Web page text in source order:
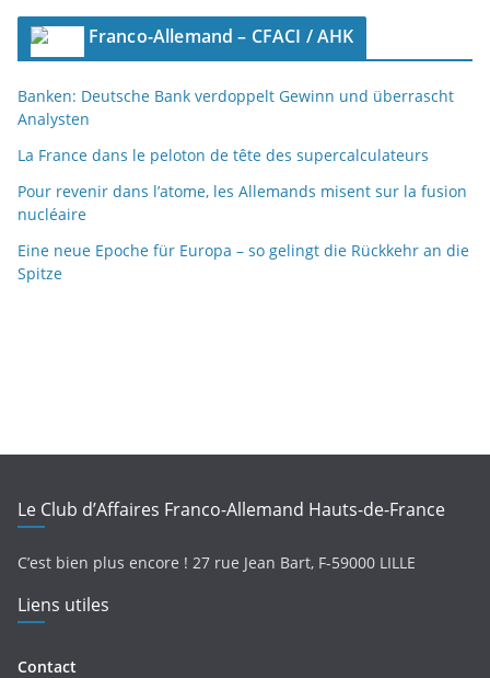
c
v
e
s
Franco-Allemand – CFACI / AHK
Banken: Deutsche Bank verdoppelt Gewinn und überrascht
Analysten
La France dans le peloton de tête des supercalculateurs
Pour revenir dans l’atome, les Allemands misent sur la fusion
nucléaire
Eine neue Epoche für Europa – so gelingt die Rückkehr an die
Spitze
Le Club d’Affaires Franco-Allemand Hauts-de-France
C’est bien plus encore ! 27 rue Jean Bart, F-59000 LILLE
Liens utiles
Contact